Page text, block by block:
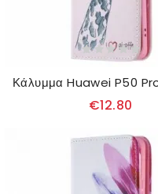
€12.80